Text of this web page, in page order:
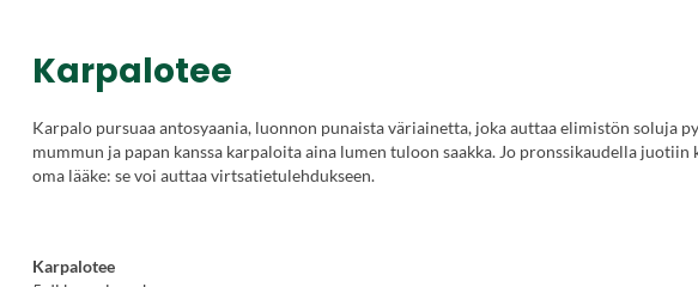
Karpalotee
Karpalo pursuaa antosyaania, luonnon punaista väriainetta, joka auttaa elimistön soluja
mummun ja papan kanssa karpaloita aina lumen tuloon saakka. Jo pronssikaudella
oma lääke: se voi auttaa virtsatietulehdukseen.
Karpalotee